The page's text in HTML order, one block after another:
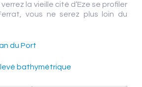
la vieille cité d’Eze se profiler
vous ne serez plus loin du
du Port
bathymétrique